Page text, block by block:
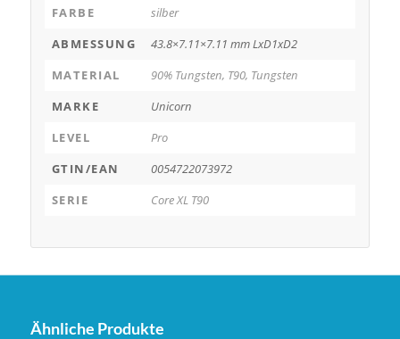
FARBE
silber
ABMESSUNG
43.8×7.11×7.11 mm LxD1xD2
MATERIAL
90% Tungsten, T90, Tungsten
MARKE
Unicorn
LEVEL
Pro
GTIN/EAN
0054722073972
SERIE
Core XL T90
Ähnliche Produkte